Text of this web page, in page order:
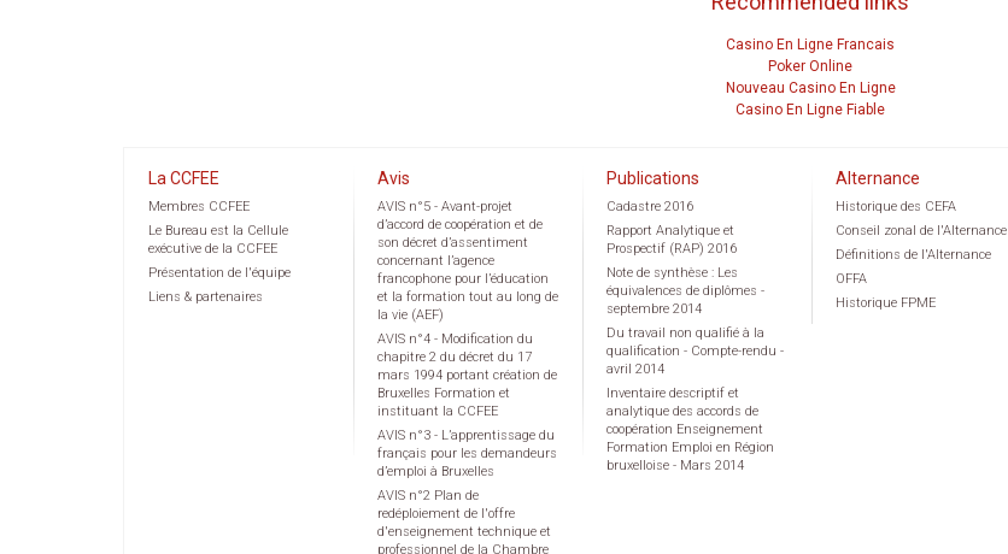
Casino En Ligne Francais
Poker Online
Nouveau Casino En Ligne
Casino En Ligne Fiable
La CCFEE
Membres CCFEE
Le Bureau est la Cellule
exécutive de la CCFEE
Présentation de l'équipe
Liens & partenaires
Avis
AVIS n°5 - Avant-projet
d’accord de coopération et de
son décret d’assentiment
concernant l’agence
francophone pour l’éducation
et la formation tout au long de
la vie (AEF)
AVIS n°4 - Modification du
chapitre 2 du décret du 17
mars 1994 portant création de
Bruxelles Formation et
instituant la CCFEE
AVIS n°3 - L’apprentissage du
français pour les demandeurs
d’emploi à Bruxelles
AVIS n°2 Plan de
redéploiement de l'offre
d'enseignement technique et
professionnel de la Chambre
Publications
Cadastre 2016
Rapport Analytique et
Prospectif (RAP) 2016
Note de synthèse : Les
équivalences de diplômes -
septembre 2014
Du travail non qualifié à la
qualification - Compte-rendu -
avril 2014
Inventaire descriptif et
analytique des accords de
coopération Enseignement
Formation Emploi en Région
bruxelloise - Mars 2014
Alternance
Historique des CEFA
Conseil zonal de l'Alternance
Définitions de l'Alternance
OFFA
Historique FPME